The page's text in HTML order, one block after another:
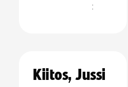
:
Kiitos, Jussi